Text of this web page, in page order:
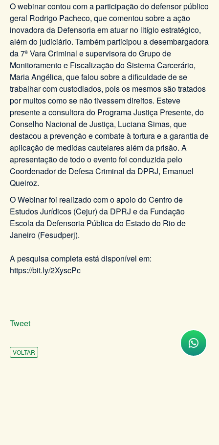
O webinar contou com a participação do defensor público
geral Rodrigo Pacheco, que comentou sobre a ação
inovadora da Defensoria em atuar no litígio estratégico,
além do judiciário. Também participou a desembargadora
da 7ª Vara Criminal e supervisora do Grupo de
Monitoramento e Fiscalização do Sistema Carcerário,
Maria Angélica, que falou sobre a dificuldade de se
trabalhar com custodiados, pois os mesmos são tratados
por muitos como se não tivessem direitos. Esteve
presente a consultora do Programa Justiça Presente, do
Conselho Nacional de Justiça, Luciana Simas, que
destacou a prevenção e combate à tortura e a garantia de
aplicação de medidas cautelares além da prisão. A
apresentação de todo o evento foi conduzida pelo
Coordenador de Defesa Criminal da DPRJ, Emanuel
Queiroz.
O Webinar foi realizado com o apoio do Centro de
Estudos Jurídicos (Cejur) da DPRJ e da Fundação
Escola da Defensoria Pública do Estado do Rio de
Janeiro (Fesudperj).
A pesquisa completa está disponível em:
https://bit.ly/2XyscPc
Tweet
VOLTAR